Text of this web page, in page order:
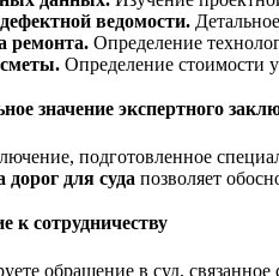
ведомости.
ремонта. Определение
Определение стоимости
значение экспертного
подготовленное
дорог для суда позволяет
к сотрудничеству
обращение в суд,